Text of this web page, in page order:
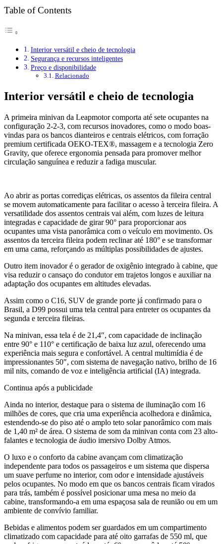
Table of Contents
Interior versátil e cheio de tecnologia
Segurança e recursos inteligentes
Preço e disponibilidade
Relacionado
Interior versátil e cheio de tecnologia
A primeira minivan da Leapmotor comporta até sete ocupantes na
configuração 2-2-3, com recursos inovadores, como o modo boas-
vindas para os bancos dianteiros e centrais elétricos, com forração
premium certificada OEKO-TEX®, massagem e a tecnologia Zero
Gravity, que oferece ergonomia pensada para promover melhor
circulação sanguínea e reduzir a fadiga muscular.
Ao abrir as portas corrediças elétricas, os assentos da fileira central
se movem automaticamente para facilitar o acesso à terceira fileira. A
versatilidade dos assentos centrais vai além, com luzes de leitura
integradas e capacidade de girar 90° para proporcionar aos
ocupantes uma vista panorâmica com o veículo em movimento. Os
assentos da terceira fileira podem reclinar até 180° e se transformar
em uma cama, reforçando as múltiplas possibilidades de ajustes.
Outro item inovador é o gerador de oxigênio integrado à cabine, que
visa reduzir o cansaço do condutor em trajetos longos e auxiliar na
adaptação dos ocupantes em altitudes elevadas.
Assim como o C16, SUV de grande porte já confirmado para o
Brasil, a D99 possui uma tela central para entreter os ocupantes da
segunda e terceira fileiras.
Na minivan, essa tela é de 21,4″, com capacidade de inclinação
entre 90° e 110° e certificação de baixa luz azul, oferecendo uma
experiência mais segura e confortável. A central multimídia é de
impressionantes 50″, com sistema de navegação nativo, brilho de 16
mil nits, comando de voz e inteligência artificial (IA) integrada.
Continua após a publicidade
Ainda no interior, destaque para o sistema de iluminação com 16
milhões de cores, que cria uma experiência acolhedora e dinâmica,
estendendo-se do piso até o amplo teto solar panorâmico com mais
de 1,40 m² de área. O sistema de som da minivan conta com 23 alto-
falantes e tecnologia de áudio imersivo Dolby Atmos.
O luxo e o conforto da cabine avançam com climatização
independente para todos os passageiros e um sistema que dispersa
um suave perfume no interior, com odor e intensidade ajustáveis
pelos ocupantes. No modo em que os bancos centrais ficam virados
para trás, também é possível posicionar uma mesa no meio da
cabine, transformando-a em uma espaçosa sala de reunião ou em um
ambiente de convívio familiar.
Bebidas e alimentos podem ser guardados em um compartimento
climatizado com capacidade para até oito garrafas de 550 ml, que